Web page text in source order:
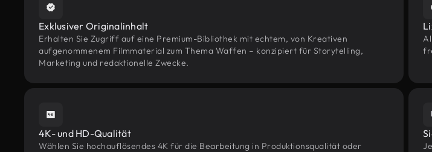
Exklusiver Originalinhalt
Erhalten Sie Zugriff auf eine Premium-Bibliothek mit echtem, von Kreativen
aufgenommenem Filmmaterial zum Thema Waffen – konzipiert für Storytelling,
Marketing und redaktionelle Zwecke.
4K- und HD-Qualität
Wählen Sie hochauflösendes 4K für die Bearbeitung in Produktionsqualität oder